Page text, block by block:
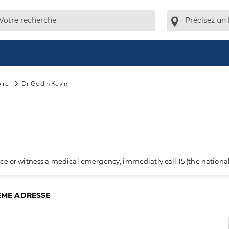
Dr Godin Kevin
or witness a medical emergency, immediatly call 15 (the
ADRESSE